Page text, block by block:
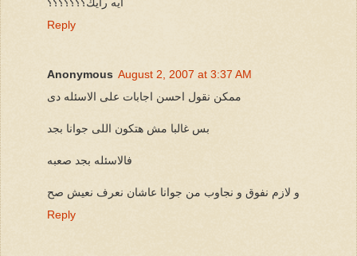
Reply
Anonymous August 2, 2007 at 3:37 AM
ممكن نقول احسن اجابات على الاسئله دى
بس غالبا مش هتكون اللى جوانا بجد
فالاسئله بجد صعبه
و لازم نفوق و نجاوب من جوانا عاشان نعرف نعيش صح
Reply